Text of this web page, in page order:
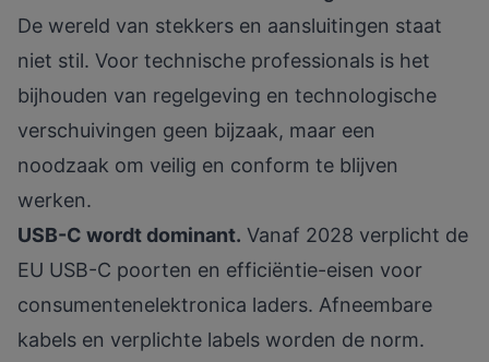
De wereld van stekkers en aansluitingen staat
niet stil. Voor technische professionals is het
bijhouden van regelgeving en technologische
verschuivingen geen bijzaak, maar een
noodzaak om veilig en conform te blijven
werken.
USB-C wordt dominant. Vanaf 2028 verplicht de
EU USB-C poorten en efficiëntie-eisen voor
consumentenelektronica laders. Afneembare
kabels en verplichte labels worden de norm.